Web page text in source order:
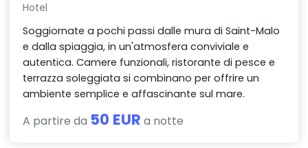
Hotel
Soggiornate a pochi passi dalle mura di Saint-Malo
e dalla spiaggia, in un'atmosfera conviviale e
autentica. Camere funzionali, ristorante di pesce e
terrazza soleggiata si combinano per offrire un
ambiente semplice e affascinante sul mare.
A partire da 50 EUR a notte